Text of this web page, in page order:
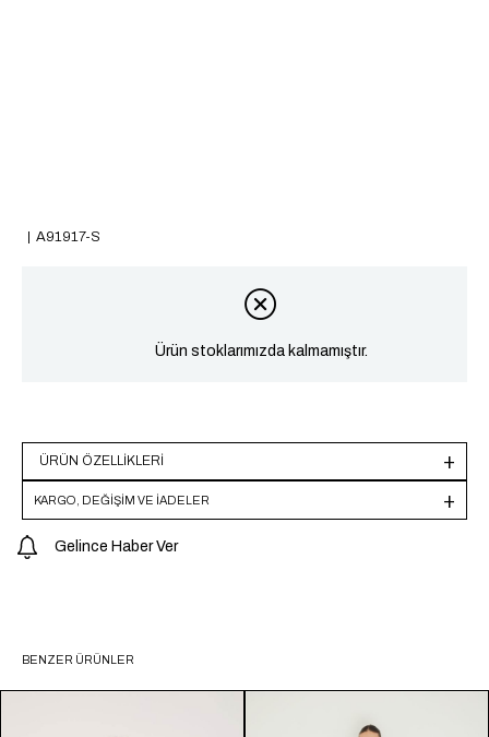
A91917-S
Ürün stoklarımızda kalmamıştır.
ÜRÜN ÖZELLIKLERI
KARGO, DEĞİŞİM VE İADELER
Gelince Haber Ver
BENZER ÜRÜNLER